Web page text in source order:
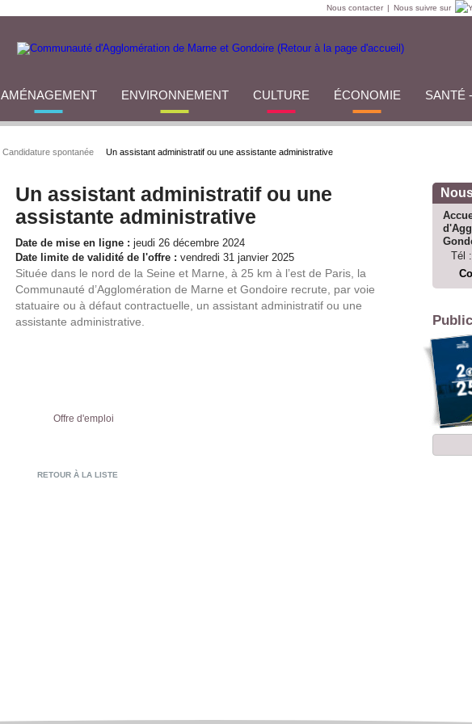
Nous contacter | Nous suivre sur
AMÉNAGEMENT ENVIRONNEMENT CULTURE ÉCONOMIE SANTÉ
Candidature spontanée Un assistant administratif ou une assistante administrative
Un assistant administratif ou une
assistante administrative
Date de mise en ligne : jeudi 26 décembre 2024
Date limite de validité de l'offre : vendredi 31 janvier 2025
Située dans le nord de la Seine et Marne, à 25 km à l’est de Paris, la
Communauté d’Agglomération de Marne et Gondoire recrute, par voie
statuaire ou à défaut contractuelle, un assistant administratif ou une
assistante administrative.
Offre d'emploi
RETOUR À LA LISTE
Tél :